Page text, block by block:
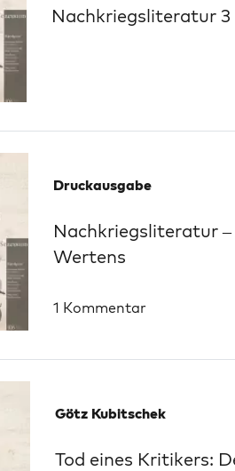
Nachkriegsliteratur 3
Druckausgabe
Nachkriegsliteratur
Wertens
1 Kommentar
Götz Kubitschek
Tod eines Kritikers: